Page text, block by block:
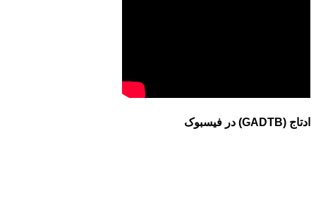
ادتاج (GADTB) در فیسبوک